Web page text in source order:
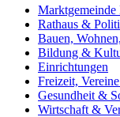
Rathaus &
Bauen,
Bildung &
Einrichtungen
Freizeit,
Gesundheit &
Wirtschaft &